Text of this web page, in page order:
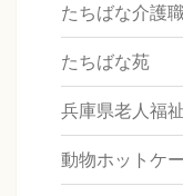
たちばな介護
たちばな苑
兵庫県老人福
動物ホットケ